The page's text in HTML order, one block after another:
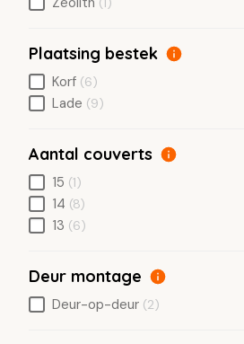
Plaatsing bestek
Korf (6)
Lade (9)
Aantal couverts
15 (1)
14 (8)
13 (6)
Deur montage
Deur-op-deur (2)